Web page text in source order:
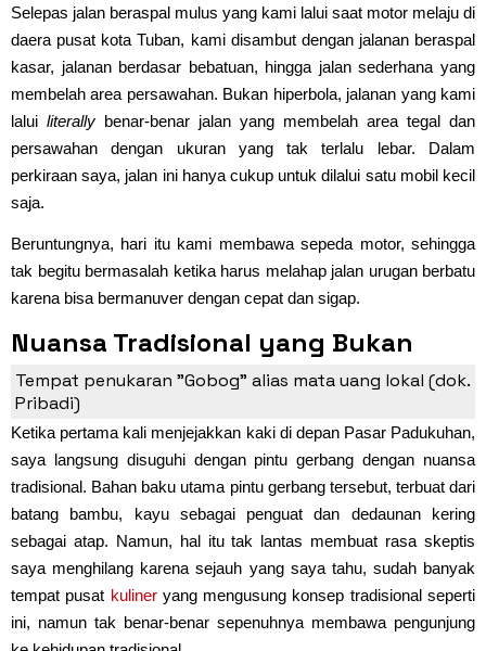
Selepas jalan beraspal mulus yang kami lalui saat motor melaju di
daera pusat kota Tuban, kami disambut dengan jalanan beraspal
kasar, jalanan berdasar bebatuan, hingga jalan sederhana yang
membelah area persawahan. Bukan hiperbola, jalanan yang kami
lalui literally benar-benar jalan yang membelah area tegal dan
persawahan dengan ukuran yang tak terlalu lebar. Dalam
perkiraan saya, jalan ini hanya cukup untuk dilalui satu mobil kecil
saja.
Beruntungnya, hari itu kami membawa sepeda motor, sehingga
tak begitu bermasalah ketika harus melahap jalan urugan berbatu
karena bisa bermanuver dengan cepat dan sigap.
Nuansa Tradisional yang Bukan
Sekadar Konsep
Tempat penukaran "Gobog" alias mata uang lokal (dok.
Pribadi)
Ketika pertama kali menjejakkan kaki di depan Pasar Padukuhan,
saya langsung disuguhi dengan pintu gerbang dengan nuansa
tradisional. Bahan baku utama pintu gerbang tersebut, terbuat dari
batang bambu, kayu sebagai penguat dan dedaunan kering
sebagai atap. Namun, hal itu tak lantas membuat rasa skeptis
saya menghilang karena sejauh yang saya tahu, sudah banyak
tempat pusat kulineryang mengusung konsep tradisional seperti
ini, namun tak benar-benar sepenuhnya membawa pengunjung